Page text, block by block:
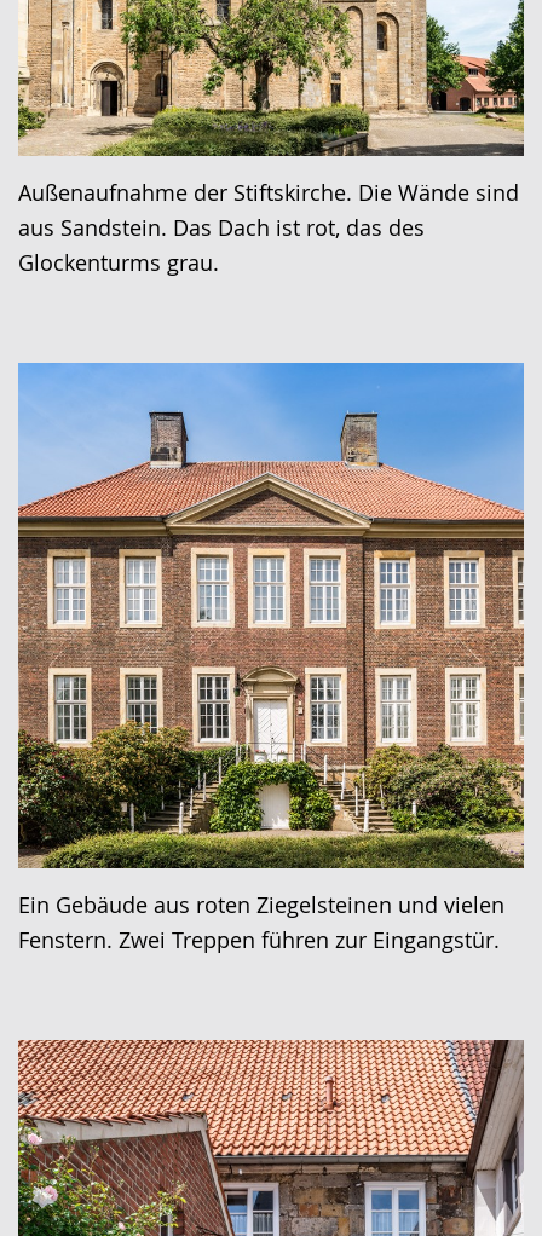
Außenaufnahme der Stiftskirche. Die Wände sind
aus Sandstein. Das Dach ist rot, das des
Glockenturms grau.
Ein Gebäude aus roten Ziegelsteinen und vielen
Fenstern. Zwei Treppen führen zur Eingangstür.